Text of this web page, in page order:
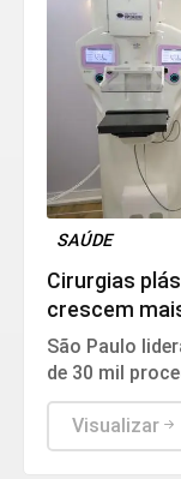
SAÚDE
Cirurgias
crescem
São Paulo
de 30 mil
da Sociedade
Visualizar